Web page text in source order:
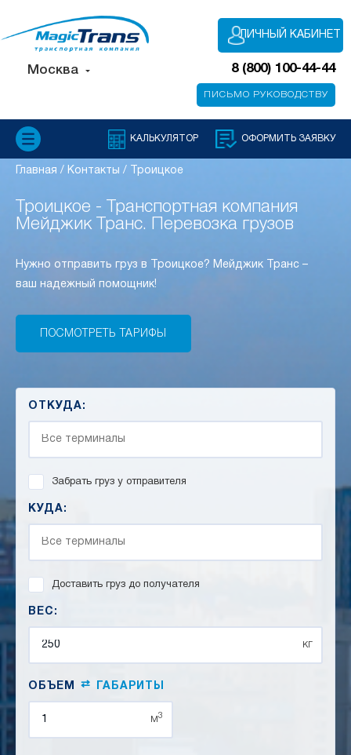
Москва 8 (800) 100-44-44
ЛИЧНЫЙ КАБИНЕТ
ПИСЬМО РУКОВОДСТВУ
КАЛЬКУЛЯТОР ОФОРМИТЬ ЗАЯВКУ
Главная / Контакты / Троицкое
Троицкое - Транспортная компания
Мейджик Транс. Перевозка грузов
Нужно отправить груз в Троицкое? Мейджик Транс –
ваш надежный помощник!
ПОСМОТРЕТЬ ТАРИФЫ
ОТКУДА:
Забрать груз у отправителя
КУДА:
Доставить груз до получателя
ВЕС:
кг
ОБЪЕМ ⇄ ГАБАРИТЫ
м3